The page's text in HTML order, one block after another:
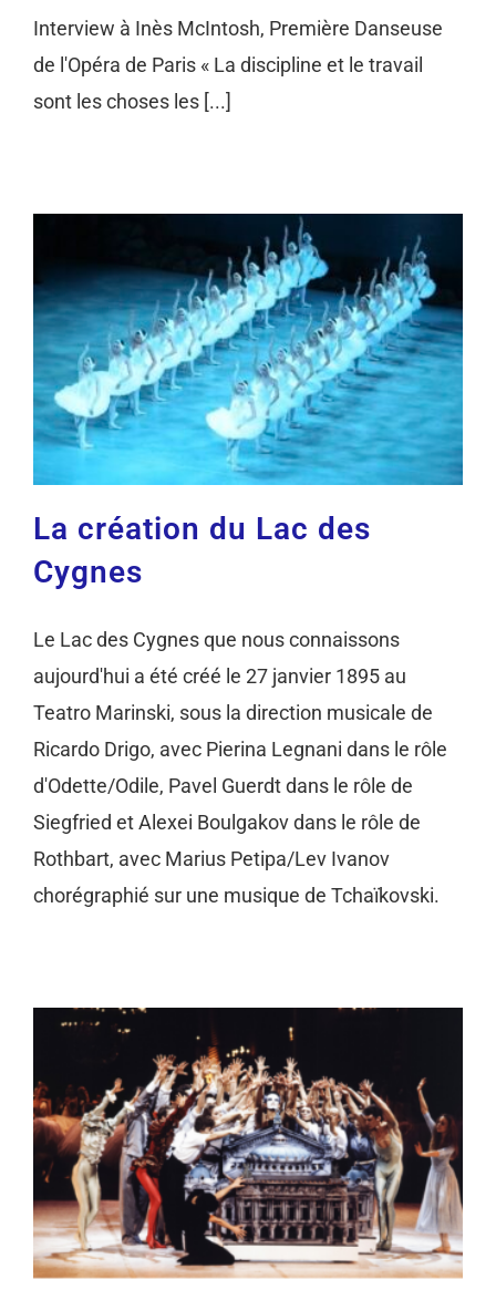
Interview à Inès McIntosh, Première Danseuse
de l'Opéra de Paris « La discipline et le travail
sont les choses les [...]
La création du Lac des
Cygnes
Le Lac des Cygnes que nous connaissons
aujourd'hui a été créé le 27 janvier 1895 au
Teatro Marinski, sous la direction musicale de
Ricardo Drigo, avec Pierina Legnani dans le rôle
d'Odette/Odile, Pavel Guerdt dans le rôle de
Siegfried et Alexei Boulgakov dans le rôle de
Rothbart, avec Marius Petipa/Lev Ivanov
chorégraphié sur une musique de Tchaïkovski.